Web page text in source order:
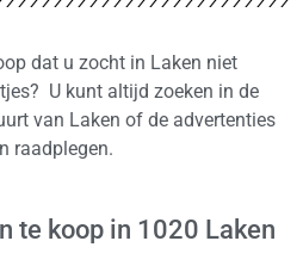
dat u zocht in Laken niet
U kunt altijd zoeken in de
van Laken of de advertenties
raadplegen.
te koop in 1020 Laken